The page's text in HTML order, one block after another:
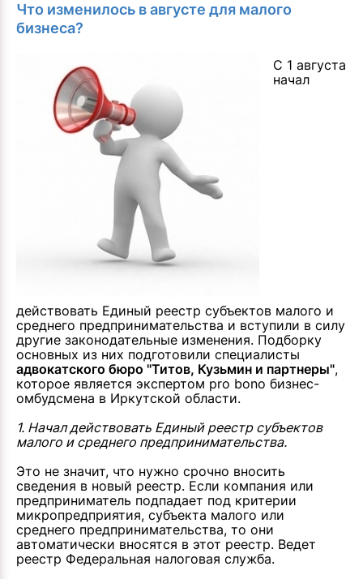
Что изменилось в августе для малого
бизнеса?
С 1 августа
начал
действовать Единый реестр субъектов малого и
среднего предпринимательства и вступили в силу
другие законодательные изменения. Подборку
основных из них подготовили специалисты
адвокатского бюро "Титов, Кузьмин и партнеры",
которое является экспертом pro bono бизнес-
омбудсмена в Иркутской области.
1. Начал действовать Единый реестр субъектов
малого и среднего предпринимательства.
Это не значит, что нужно срочно вносить
сведения в новый реестр. Если компания или
предприниматель подпадает под критерии
микропредприятия, субъекта малого или
среднего предпринимательства, то они
автоматически вносятся в этот реестр. Ведет
реестр Федеральная налоговая служба.